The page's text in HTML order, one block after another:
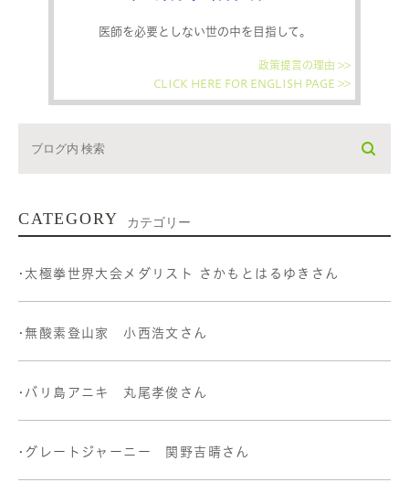
医師を必要としない世の中を目指して。
政策提言の理由 >>
CLICK HERE FOR ENGLISH PAGE >>
CATEGORY カテゴリー
•太極拳世界大会メダリスト さかもとはるゆきさん
•無酸素登山家 小西浩文さん
•バリ島アニキ 丸尾孝俊さん
•グレートジャーニー 関野吉晴さん